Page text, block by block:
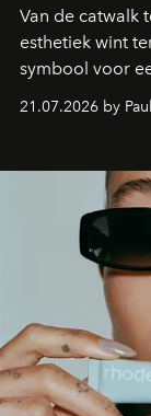
Van de catwalk
esthetiek wint
symbool voor
aan make-up.
21.07.2026 by